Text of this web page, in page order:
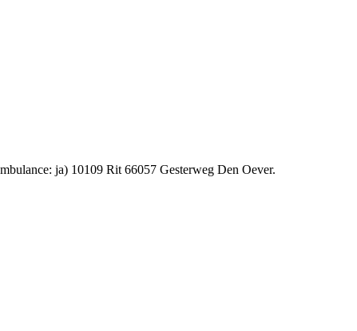
ja) 10109 Rit 66057 Gesterweg Den Oever.